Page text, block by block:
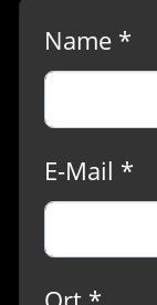
Name *
E-Mail *